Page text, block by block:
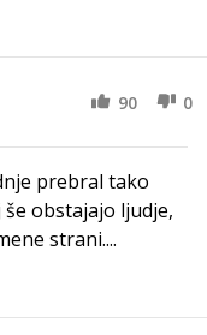
90 0
prebral tako
obstajajo ljudje,
strani....